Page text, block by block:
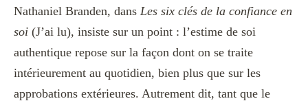
Nathaniel Branden, dans Les six clés de la confiance en
soi (J’ai lu), insiste sur un point : l’estime de soi
authentique repose sur la façon dont on se traite
intérieurement au quotidien, bien plus que sur les
approbations extérieures. Autrement dit, tant que le